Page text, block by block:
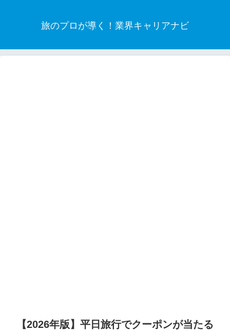
旅のプロが導く！業界キャリアナビ
【2026年版】平日旅行でクーポンが当たる